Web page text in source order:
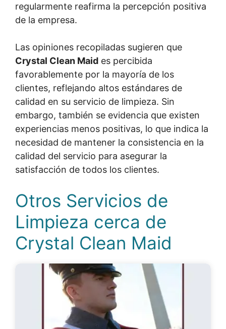
regularmente reafirma la percepción positiva
de la empresa.
Las opiniones recopiladas sugieren que
Crystal Clean Maid es percibida
favorablemente por la mayoría de los
clientes, reflejando altos estándares de
calidad en su servicio de limpieza. Sin
embargo, también se evidencia que existen
experiencias menos positivas, lo que indica la
necesidad de mantener la consistencia en la
calidad del servicio para asegurar la
satisfacción de todos los clientes.
Otros Servicios de
Limpieza cerca de
Crystal Clean Maid